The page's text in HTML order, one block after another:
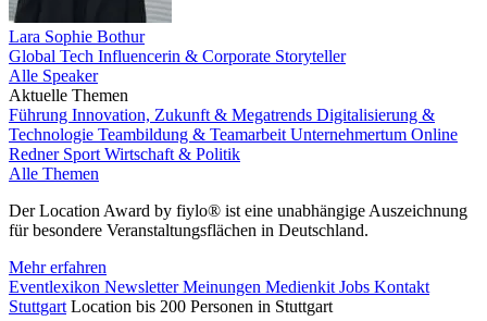
Lara Sophie Bothur
Global Tech Influencerin & Corporate Storyteller
Alle Speaker
Aktuelle Themen
Führung Innovation, Zukunft & Megatrends Digitalisierung &
Technologie Teambildung & Teamarbeit Unternehmertum Online
Redner Sport Wirtschaft & Politik
Alle Themen
Der Location Award by fiylo® ist eine unabhängige Auszeichnung
für besondere Veranstaltungsflächen in Deutschland.
Mehr erfahren
Eventlexikon NewsletterMeinungen Medienkit Jobs Kontakt
Stuttgart Location bis 200 Personen in Stuttgart